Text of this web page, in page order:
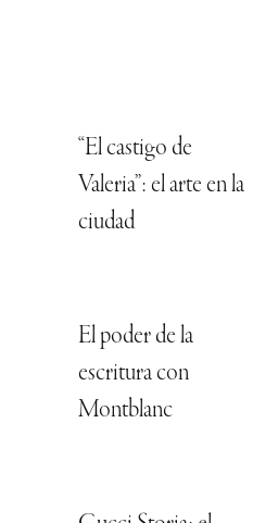
“El castigo de
Valeria”: el arte en la
ciudad
El poder de la
escritura con
Montblanc